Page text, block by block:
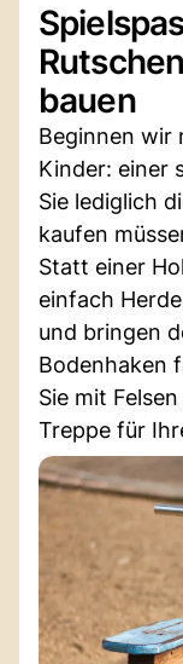
bauen
Beginnen wir
Kinder: einer
Sie lediglich
kaufen
Statt einer
einfach
und bringen
Bodenhaken
Sie mit
Treppe für